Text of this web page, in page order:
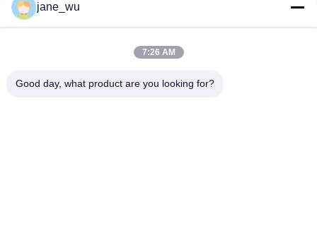
전화
jane_wu
7:26 AM
Good day, what product are you looking for?